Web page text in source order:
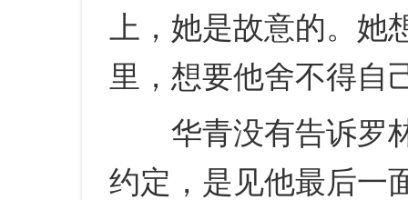
上，她是故意的。
里，想要他舍不得自
华青没有告诉罗林
约定，是见他最后一